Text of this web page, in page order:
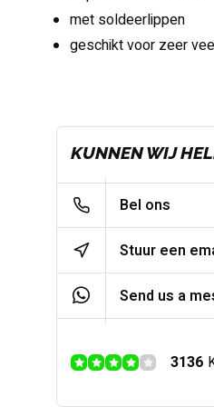
met soldeerlippen
geschikt voor zeer
KUNNEN WIJ
Bel ons
Stuur een
Send us a
3136